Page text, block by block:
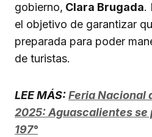
gobierno, Clara Brugada.
el objetivo de garantizar
preparada para poder
de turistas.
LEE MÁS:Feria Nacional
2025: Aguascalientes se
197°